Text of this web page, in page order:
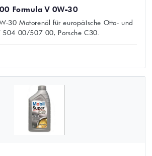
Formula V 0W-30
30 Motorenöl für europäische Otto- und
504 00/507 00, Porsche C30.